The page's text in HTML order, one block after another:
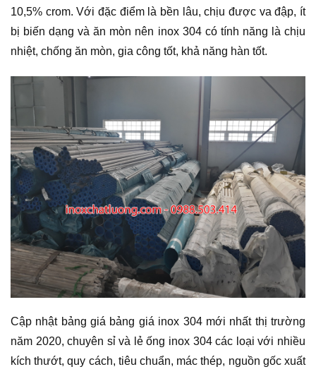
10,5% crom. Với đặc điểm là bền lâu, chịu được va đập, ít
bị biến dạng và ăn mòn nên inox 304 có tính năng là chịu
nhiệt, chống ăn mòn, gia công tốt, khả năng hàn tốt.
Cập nhật bảng giá bảng giá inox 304 mới nhất thị trường
năm 2020, chuyên sỉ và lẻ ống inox 304 các loại với nhiều
kích thướt, quy cách, tiêu chuẩn, mác thép, nguồn gốc xuất